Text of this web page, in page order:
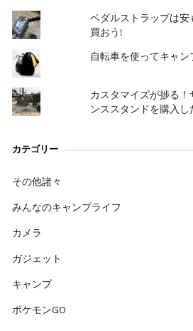
ペダルストラップは
買おう!
自転車を使ってキャン
カスタマイズが捗る
ンススタンドを購入
カテゴリー
その他諸々
みんなのキャンプライフ
カメラ
ガジェット
キャンプ
ポケモンGO